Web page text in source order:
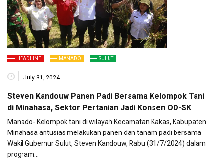
HEADLINE MANADO SULUT
July 31, 2024
Steven Kandouw Panen Padi Bersama Kelompok Tani
di Minahasa, Sektor Pertanian Jadi Konsen OD-SK
Manado- Kelompok tani di wilayah Kecamatan Kakas, Kabupaten
Minahasa antusias melakukan panen dan tanam padi bersama
Wakil Gubernur Sulut, Steven Kandouw, Rabu (31/7/2024) dalam
program…